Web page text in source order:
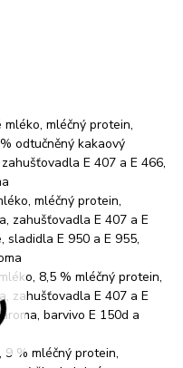
mléčný protein,
odtučněný kakaový
E 407 a E 466,
mléčný protein,
zahušťovadla E 407 a E
sladidla E 950 a E 955,
8,5 % mléčný protein,
zahušťovadla E 407 a E
barvivo E 150d a
9 % mléčný protein,